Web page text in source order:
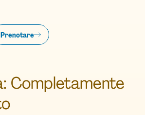
Prenotare
Completamente